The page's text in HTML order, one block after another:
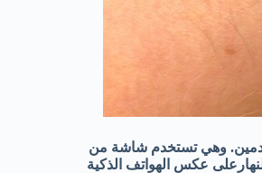
وهي تستخدم شاشة من
عكس الهواتف الذكية